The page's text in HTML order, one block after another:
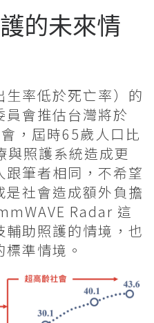
的未來情
率低於死亡率）的
員會推估台灣將於
，屆時65歲人口比
與照護系統造成更
筆者相同，不希望
社會造成額外負擔
Radar 這
助照護的情境，也
準情境。